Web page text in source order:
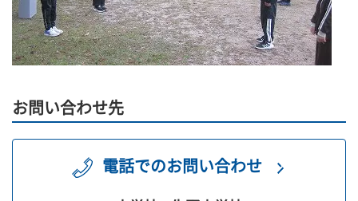
お問い合わせ先
電話でのお問い合わせ